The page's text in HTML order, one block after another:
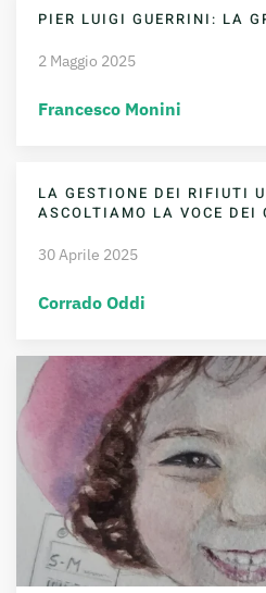
PIER LUIGI GUERRINI: LA
2 Maggio 2025
Francesco Monini
LA GESTIONE DEI RIFIUTI
ASCOLTIAMO LA VOCE DEI
30 Aprile 2025
Corrado Oddi